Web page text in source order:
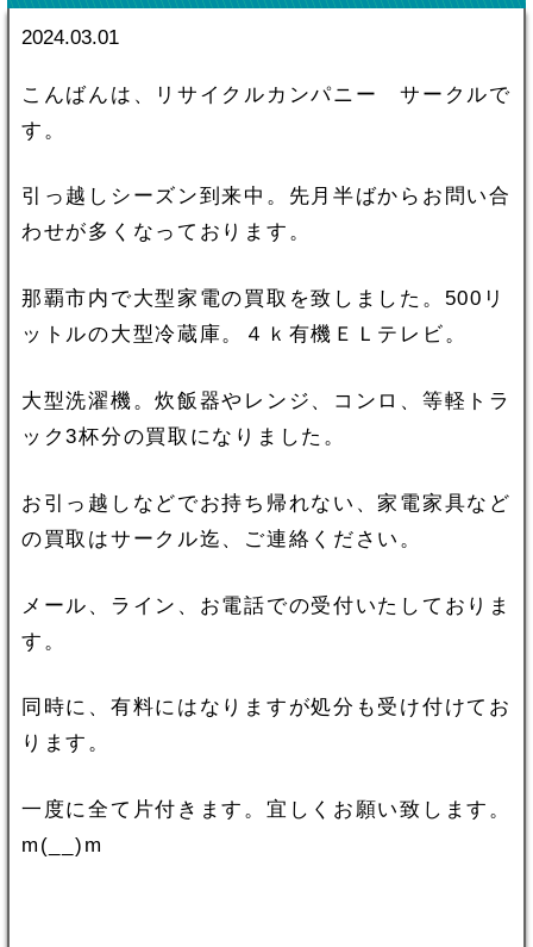
2024.03.01
こんばんは、リサイクルカンパニー サークルで
す。
引っ越しシーズン到来中。先月半ばからお問い合
わせが多くなっております。
那覇市内で大型家電の買取を致しました。500リ
ットルの大型冷蔵庫。４ｋ有機ＥＬテレビ。
大型洗濯機。炊飯器やレンジ、コンロ、等軽トラ
ック3杯分の買取になりました。
お引っ越しなどでお持ち帰れない、家電家具など
の買取はサークル迄、ご連絡ください。
メール、ライン、お電話での受付いたしておりま
す。
同時に、有料にはなりますが処分も受け付けてお
ります。
一度に全て片付きます。宜しくお願い致します。
m(__)m